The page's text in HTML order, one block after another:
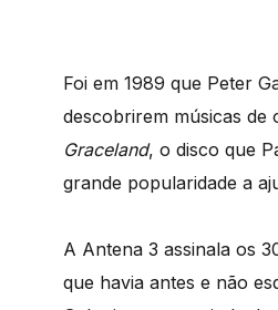
Foi em 1989 que Peter
descobrirem músicas de
Graceland, o disco que
grande popularidade a
A Antena 3 assinala os
que havia antes e não